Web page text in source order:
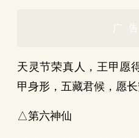
广
天灵节荣真人，王甲愿
甲身形，五藏君候，愿长
△第六神仙